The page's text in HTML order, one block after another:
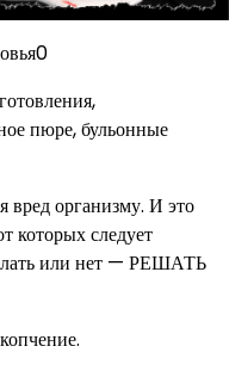
пюре, бульонные
вред организму. И это
которых следует
или нет — РЕШАТЬ